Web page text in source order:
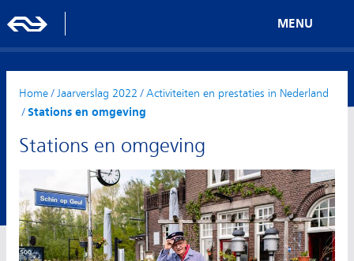
MENU
Home/ Jaarverslag 2022 / Activiteiten en prestaties in Nederland
/ Stations en omgeving
Stations en omgeving